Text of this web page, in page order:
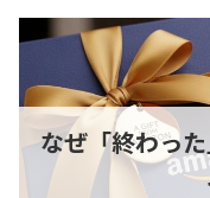
なぜ「終わっ